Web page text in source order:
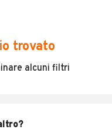
OK, NICO
trovato
alcuni filtri